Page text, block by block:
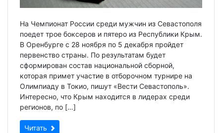
На Чемпионат России среди мужчин из Севастополя
поедет трое боксеров и пятеро из Республики Крым.
В Оренбурге с 28 ноября по 5 декабря пройдет
первенство страны. По результатам будет
сформирован состав национальной сборной,
которая примет участие в отборочном турнире на
Олимпиаду в Токио, пишут «Вести Севастополь».
Интересно, что Крым находится в лидерах среди
регионов, по […]
Читать